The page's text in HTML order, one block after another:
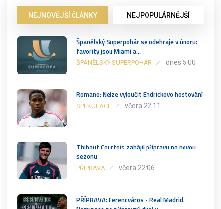
NEJNOVĚJŠÍ ČLÁNKY NEJPOPULÁRNĚJŠÍ
Španělský Superpohár se odehraje v únoru:
favority jsou Miami a…
ŠPANĚLSKÝ SUPERPOHÁR dnes 5:00
Romano: Nelze vyloučit Endrickovo hostování
SPEKULACE včera 22:11
Thibaut Courtois zahájil přípravu na novou
sezonu
PŘÍPRAVA včera 22:06
PŘÍPRAVA: Ferencváros - Real Madrid.